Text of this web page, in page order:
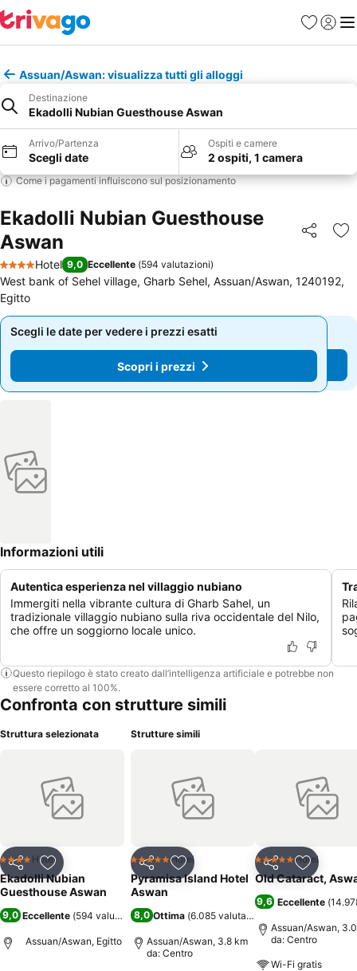
PreferitiAccedi
Assuan/Aswan: visualizza tutti gli alloggi
Destinazione
Ekadolli Nubian Guesthouse Aswan
Arrivo/Partenza
Scegli date
Ospiti e camere
2 ospiti, 1 camera
Come i pagamenti influiscono sul posizionamento
Ekadolli Nubian Guesthouse
Aswan
Condividi
4 Stelle
Hotel 9,0 Eccellente (594 valutazioni)
West bank of Sehel village, Gharb Sehel, Assuan/Aswan, 1240192,
Egitto
Scegli le date per vedere i prezzi esatti
Scopri i prezzi
Scegli le date per vedere i prezzi esatti
Scopri i prezzi
Informazioni utili
Autentica esperienza nel villaggio nubiano
Immergiti nella vibrante cultura di Gharb Sahel, un
tradizionale villaggio nubiano sulla riva occidentale del Nilo,
che offre un soggiorno locale unico.
Questo riepilogo è stato creato dall’intelligenza artificiale e potrebbe non
essere corretto al 100%.
Confronta con strutture simili
Struttura selezionata
CondividiAggiungi ai preferiti
4 StelleHotel
Ekadolli Nubian
Guesthouse Aswan
9,0 Eccellente (594 valutazioni)
Assuan/Aswan, Egitto
Strutture simili
CondividiAggiungi ai preferiti
5 Stelle Hotel
Pyramisa Island Hotel
Aswan
8,0 Ottima (6.085 valutazioni
Assuan/Aswan, 3.8 km
da: Centro
Condividi
5 Stelle Hotel
Old Cataract,
9,6 Eccellente (
Assuan/Aswan,
da: Centro
Wi-Fi gratis